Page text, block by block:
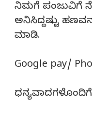
ನಿಮಗೆ ಪಂಜುವಿಗೆ
ಅನಿಸಿದ್ದಷ್ಟು
ಮಾಡಿ.
Google pay/
ಧನ್ಯವಾದಗಳೊಂದಿಗೆ